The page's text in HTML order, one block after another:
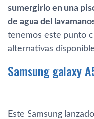
sumergirlo en una
de agua del
tenemos este punto
alternativas
Samsung galaxy
Este Samsung